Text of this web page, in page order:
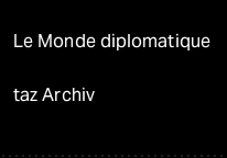
Le Monde diplomatique
taz Archiv